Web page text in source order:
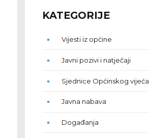
KATEGORIJE
Vijesti iz općine
Javni pozivi i natječaji
Sjednice Općinskog vijeća
Javna nabava
Događanja